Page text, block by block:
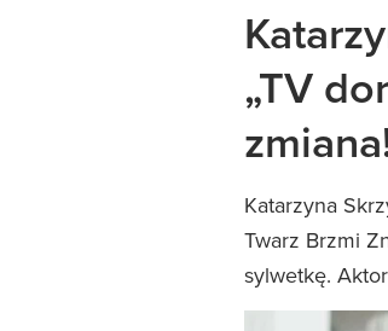
„TV
Katarzyna
Twarz Brzmi
sylwetkę.